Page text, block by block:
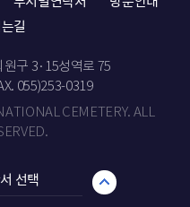
길
구 3·15성역로 75
055)253-0319
CEMETERY. ALL
선택